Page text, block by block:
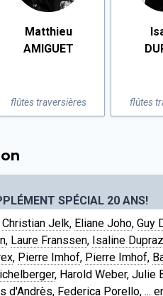
Matthieu
AMIGUET
flûtes traversières flûtes
SPÉCIAL 20 ANS!
Christian Jelk, Eliane Joho, Guy
, Laure Franssen, Isaline Dupraz
, Pierre Imhof, Pierre Imhof,
, Harold Weber, Julie
d'Andrès, Federica Porello,